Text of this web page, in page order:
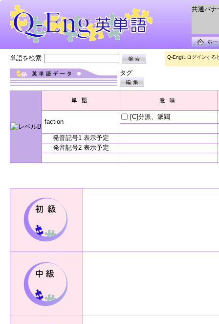
共通バナ
単語を検索 Q-Engにログインする
タグ
faction
[C]分派、派閥
発音記号1 表示予定
発音記号2 表示予定